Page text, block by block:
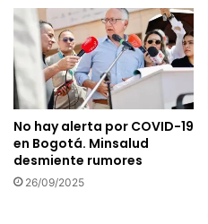
No hay alerta por COVID-19
en Bogotá. Minsalud
desmiente rumores
26/09/2025